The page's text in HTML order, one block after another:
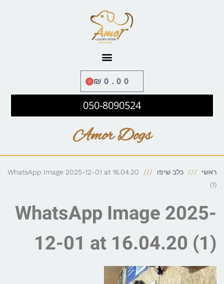
₪0.00
0
050-8090524
Amor Dogs
ראשי כלב שיפו
WhatsApp Image 2025-12-01 at 16.04.20
(1)
WhatsApp Image 2025-
12-01 at 16.04.20 (1)